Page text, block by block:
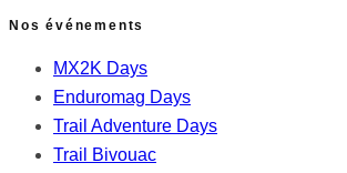
Nos événements
MX2K Days
Enduromag Days
Trail Adventure Days
Trail Bivouac